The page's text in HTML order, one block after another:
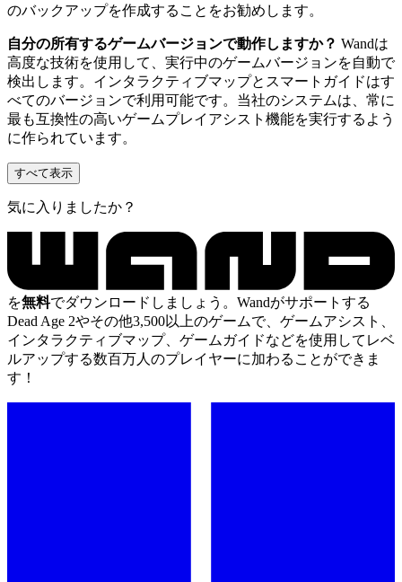
のバックアップを作成することをお勧めします。
自分の所有するゲームバージョンで動作しますか？ Wandは
高度な技術を使用して、実行中のゲームバージョンを自動で
検出します。インタラクティブマップとスマートガイドはす
べてのバージョンで利用可能です。当社のシステムは、常に
最も互換性の高いゲームプレイアシスト機能を実行するよう
に作られています。
すべて表示
気に入りましたか？
を無料でダウンロードしましょう。Wandがサポートする
Dead Age 2やその他3,500以上のゲームで、ゲームアシスト、
インタラクティブマップ、ゲームガイドなどを使用してレベ
ルアップする数百万人のプレイヤーに加わることができま
す！